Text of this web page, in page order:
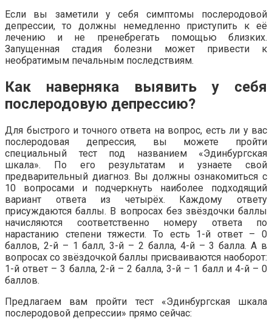
Если вы заметили у себя симптомы послеродовой
депрессии, то должны немедленно приступить к её
лечению и не пренебрегать помощью близких.
Запущенная стадия болезни может привести к
необратимым печальным последствиям.
Как наверняка выявить у себя
послеродовую депрессию?
Для быстрого и точного ответа на вопрос, есть ли у вас
послеродовая депрессия, вы можете пройти
специальный тест под названием «Эдинбургская
шкала». По его результатам и узнаете свой
предварительный диагноз. Вы должны ознакомиться с
10 вопросами и подчеркнуть наиболее подходящий
вариант ответа из четырёх. Каждому ответу
присуждаются баллы. В вопросах без звёздочки баллы
начисляются соответственно номеру ответа по
нарастанию степени тяжести. То есть 1-й ответ – 0
баллов, 2-й – 1 балл, 3-й – 2 балла, 4-й – 3 балла. А в
вопросах со звёздочкой баллы присваиваются наоборот:
1-й ответ – 3 балла, 2-й – 2 балла, 3-й – 1 балл и 4-й – 0
баллов.
Предлагаем вам пройти тест «Эдинбургская шкала
послеродовой депрессии» прямо сейчас: